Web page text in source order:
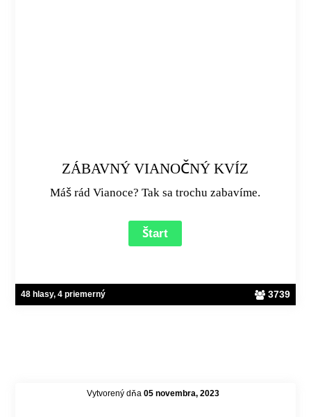
48 hlasy, 4 priemerný 3739
ZÁBAVNÝ VIANOČNÝ KVÍZ
Máš rád Vianoce? Tak sa trochu zabavíme.
Vytvorený dňa 05 novembra, 2023